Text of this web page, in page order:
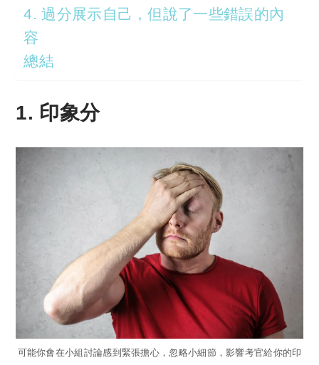
4. 過分展示自己，但說了一些錯誤的內
容
總結
1. 印象分
可能你會在小組討論感到緊張擔心，忽略小細節，影響考官給你的印